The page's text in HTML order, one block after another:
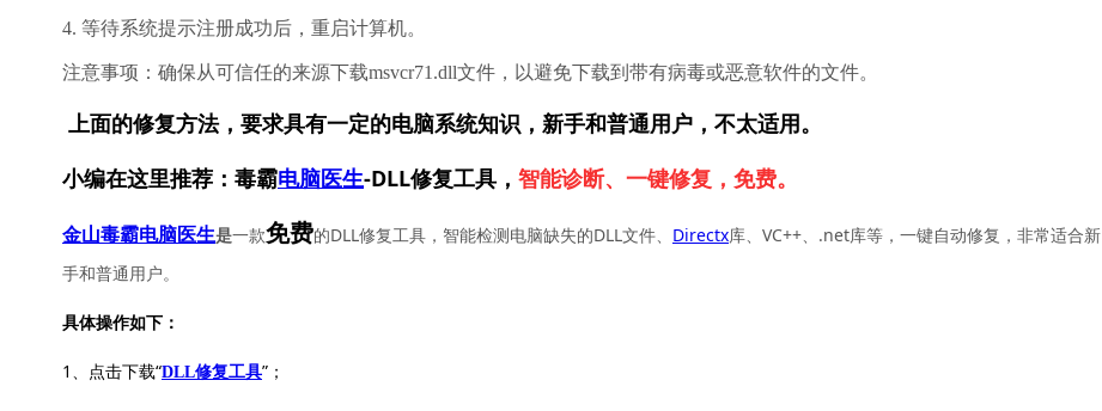
4. 等待系统提示注册成功后，重启计算机。
注意事项：确保从可信任的来源下载msvcr71.dll文件，以避免下载到带有病毒或恶意软件的文件。
上面的修复方法，要求具有一定的电脑系统知识，新手和普通用户，不太适用。
小编在这里推荐：毒霸电脑医生-DLL修复工具， 智能诊断、一键修复，免费。
金山毒霸电脑医生是一款免费的DLL修复工具，智能检测电脑缺失的DLL文件、 Directx库、VC++、.net库等，一键自动修复，非常适合新
手和普通用户。
具体操作如下：
1、点击下载“DLL修复工具”；